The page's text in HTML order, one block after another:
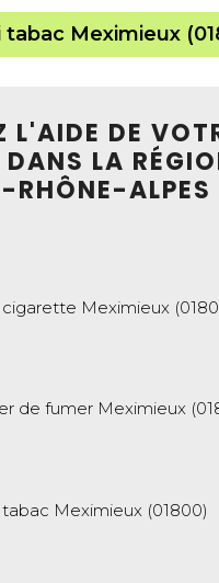
tabac Meximieux
L'AIDE DE
LA
RHÔNE-ALPES
Meximieux
de fumer Meximieux
Meximieux (01800)